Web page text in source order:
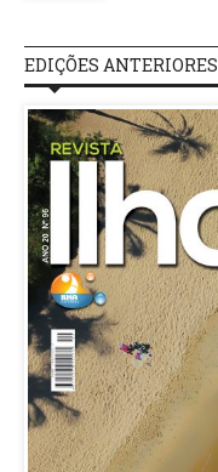
EDIÇÕES ANTERIORES